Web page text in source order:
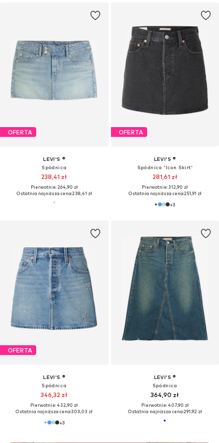
OFERTA
LEVI'S ®
Spódnica
238,41 zł
Pierwotnie: 264,90 zł
Ostatnia najniższa cena:238,41 zł
OFERTA
LEVI'S ®
Spódnica 'Icon Skirt'
281,61 zł
Pierwotnie: 312,90 zł
Ostatnia najniższa cena:251,91 zł
+3
OFERTA
LEVI'S ®
Spódnica
346,32 zł
Pierwotnie: 432,90 zł
Ostatnia najniższa cena:303,03 zł
+3
LEVI'S ®
Spódnica
364,90 zł
Pierwotnie: 407,90 zł
Ostatnia najniższa cena:291,92 zł